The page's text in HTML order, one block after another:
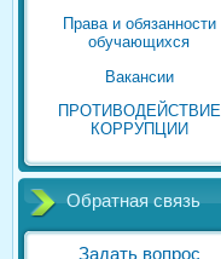
Права и обязанности
обучающихся
Вакансии
ПРОТИВОДЕЙСТВИЕ
КОРРУПЦИИ
Обратная связь
Задать вопрос